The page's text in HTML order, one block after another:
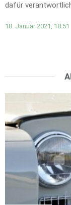
dafür
18. Januar 2021, 18:51